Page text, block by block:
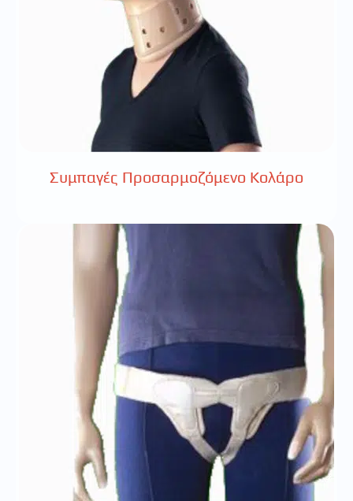
Συμπαγές Προσαρμοζόμενο Κολάρο